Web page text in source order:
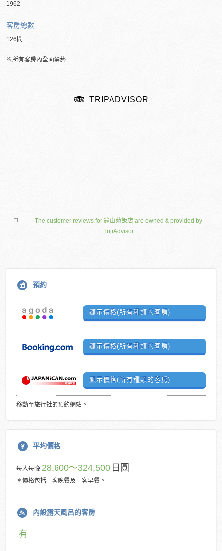
1962
客房總數
126間
※所有客房內全面禁菸
TRIPADVISOR
The customer reviews for 鐘山苑飯店 are owned & provided by
TripAdvisor
預約
顯示價格(所有種類的客房)
顯示價格(所有種類的客房)
顯示價格(所有種類的客房)
移動至旅行社的預約網站。
平均價格
每人每晚 28,600～324,500 日圓
＊價格包括一客晚餐及一客早餐。
內設露天風呂的客房
有